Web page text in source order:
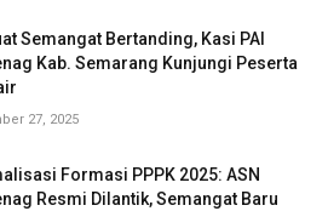
Semangat Bertanding, Kasi PAI
Kab. Semarang Kunjungi Peserta
27, 2025
Formasi PPPK 2025: ASN
Resmi Dilantik, Semangat Baru